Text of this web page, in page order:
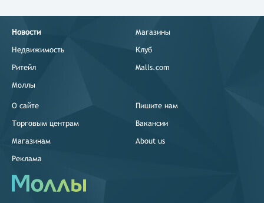
Новости
Недвижимость
Ритейл
Моллы
Магазины
Клуб
Malls.com
О сайте
Торговым центрам
Магазинам
Реклама
Пишите нам
Вакансии
About us